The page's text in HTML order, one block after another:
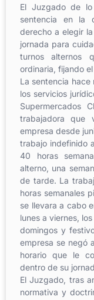
El Juzgado de
sentencia en la
derecho a elegir
jornada para
turnos alternos
ordinaria, fijando
La sentencia
los servicios
Supermercados
trabajadora que
empresa desde
trabajo indefinido
40 horas
alterno, una
de tarde. La
horas semanales
se llevara a cabo
lunes a viernes,
domingos y
empresa se negó
horario que le
dentro de su
El Juzgado, tras
normativa y